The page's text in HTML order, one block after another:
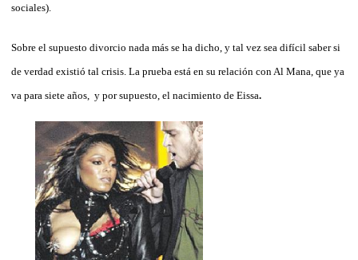
sociales).
Sobre el supuesto divorcio nada más se ha dicho, y tal vez sea difícil saber si
de verdad existió tal crisis. La prueba está en su relación con Al Mana, que ya
va para siete años, y por supuesto, el nacimiento de Eissa.